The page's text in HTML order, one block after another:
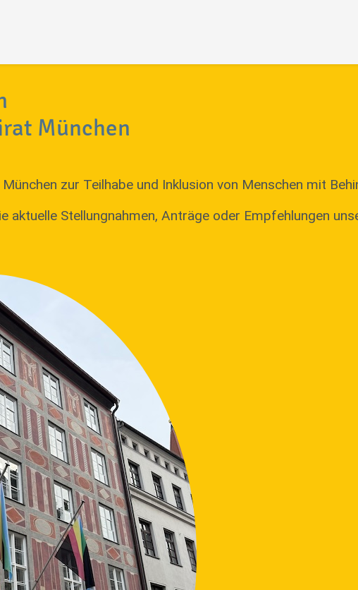
München
zur Teilhabe und Inklusion von Menschen mit
aktuelle Stellungnahmen, Anträge oder Empfehlungen